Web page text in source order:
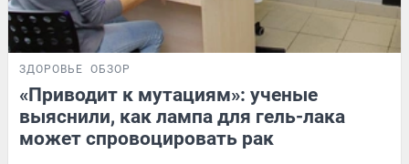
ЗДОРОВЬЕ ОБЗОР
«Приводит к мутациям»: ученые
выяснили, как лампа для гель-лака
может спровоцировать рак